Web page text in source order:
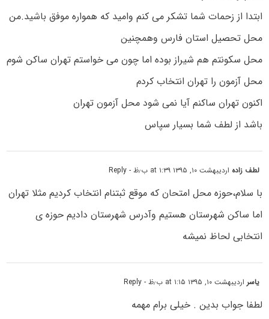
ابتدا از زحمات شما تشکر می کنم وامید که همواره موفق باشید.من
محل تحصیل استان فارس وهمچنین
محل سکونتم هم شیراز بوده اما چون می خواستم تهران ساکن شوم
محل آزمون را تهران انتخاب کردم
اکنون تهران ساکنم آیا نمی شود محل آزمون تهران
باشد از لطف شما بسیار سپاس
لطف زاده اردیبهشت ۱۰, ۱۳۹۵ at ۱:۳۹ ب٫ظ - Reply
با سلام،حوزه محل امتحان که موقع ثبتنام انتخاب کردیم مثلا تهران
اما ساکن شهرستان هستیم وآدرس شهرستان دادیم حوزه ی
انتخابی لحاظ نمیشه
یاسر اردیبهشت ۱۰, ۱۳۹۵ at ۱:۱۵ ب٫ظ - Reply
لطفا جواب بدین . خیلی برام مهمه